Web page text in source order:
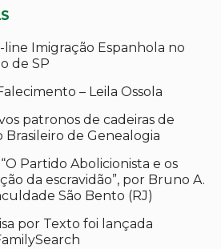
line Imigração Espanhola no
de SP
– Leila Ossola
patronos de cadeiras de
de Genealogia
Partido Abolicionista e os
da escravidão”, por Bruno A.
São Bento (RJ)
por Texto foi lançada